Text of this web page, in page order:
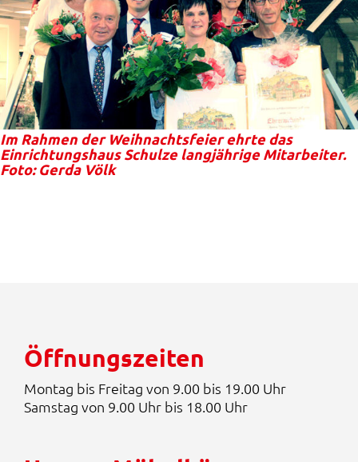
Im Rahmen der Weihnachtsfeier ehrte das
Einrichtungshaus Schulze langjährige Mitarbeiter.
Foto: Gerda Völk
Öffnungszeiten
Montag bis Freitag von 9.00 bis 19.00 Uhr
Samstag von 9.00 Uhr bis 18.00 Uhr